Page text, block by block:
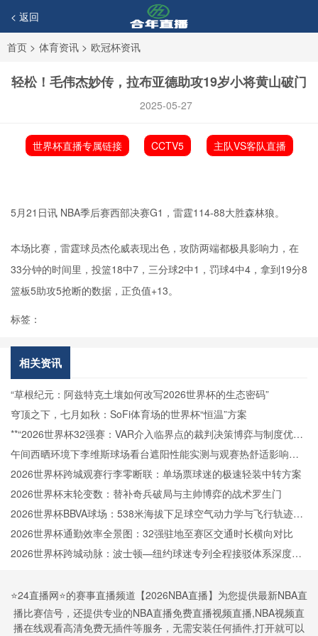
< 返回
首页 > 体育资讯 > 欧冠杯资讯
轻松！毛伟杰妙传，拉布亚德助攻19岁小将黄山破门
2025-05-27
世界杯直播专属链接 CCTV5 主队VS客队直播
5月21日讯 NBA季后赛西部决赛G1，雷霆114-88大胜森林狼。
本场比赛，雷霆球员杰伦威表现出色，攻防两端都极具影响力，在
33分钟的时间里，投篮18中7，三分球2中1，罚球4中4，拿到19分8
篮板5助攻5抢断的数据，正负值+13。
标签：
相关资讯
“草根纪元：阿兹特克土壤如何改写2026世界杯的生态密码”
穹顶之下，七月如秋：SoFi体育场的世界杯“恒温”方案
**“2026世界杯32强赛：VAR介入临界点的裁判决策博弈与制度优化
路径”**
午间西晒环境下李维斯球场看台遮阳性能实测与观赛热舒适影响分
析
2026世界杯跨城观赛行李零断联：单场票球迷的极速轻装中转方案
2026世界杯末轮变数：替补奇兵破局与主帅博弈的战术罗生门
2026世界杯BBVA球场：538米海拔下足球空气动力学与飞行轨迹的
微扰动解析
2026世界杯通勤效率全景图：32强驻地至赛区交通时长横向对比
2026世界杯跨城动脉：波士顿—纽约球迷专列全程接驳体系深度拆
⭐️24直播网⭐️的赛事直播频道【2026NBA直播】为您提供最新NBA直
播比赛信号，还提供专业的NBA直播免费直播视频直播,NBA视频直
播在线观看高清免费无插件等服务，无需安装任何插件,打开就可以